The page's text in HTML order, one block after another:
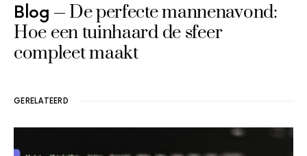
Blog
De perfecte mannenavond:
Hoe een tuinhaard de sfeer
compleet maakt
GERELATEERD